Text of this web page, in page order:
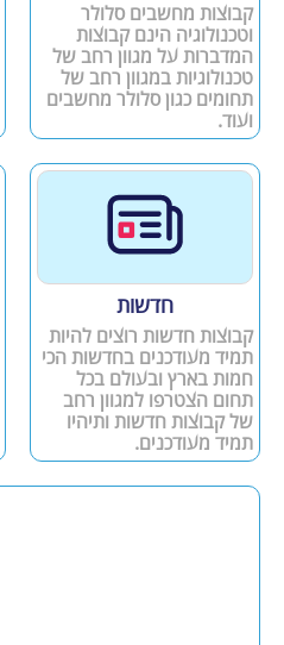
קבוצות מחשבים סלולר
וטכנולוגיה הינם קבוצות
המדברות על מגוון רחב של
טכנולוגיות במגוון רחב של
תחומים כגון סלולר מחשבים
ועוד.
חדשות
קבוצות חדשות רוצים להיות
תמיד מעודכנים בחדשות הכי
חמות בארץ ובעולם בכל
תחום הצטרפו למגוון רחב
של קבוצות חדשות ותיהיו
תמיד מעודכנים.